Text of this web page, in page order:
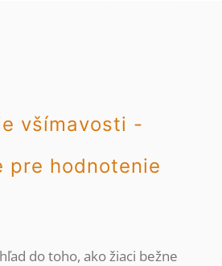
všímavosti -
pre hodnotenie
do toho, ako žiaci bežne